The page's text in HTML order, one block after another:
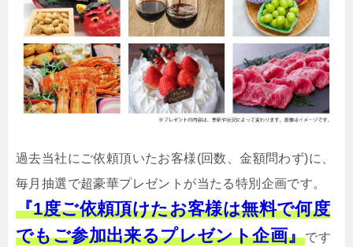
過去当社にご依頼頂いたお客様(回数、金額問わず)に、
毎月抽選で超豪華プレゼントが当たる特別企画です。
『1度ご依頼頂けたお客様は無料で何度
でもご参加出来るプレゼント企画』です